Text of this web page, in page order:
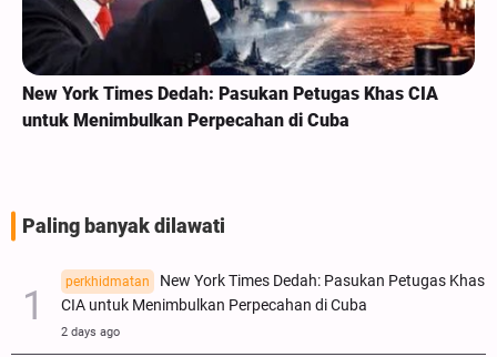
New York Times Dedah: Pasukan Petugas Khas CIA
untuk Menimbulkan Perpecahan di Cuba
Paling banyak dilawati
perkhidmatan
New York Times Dedah: Pasukan Petugas Khas
CIA untuk Menimbulkan Perpecahan di Cuba
2 days ago